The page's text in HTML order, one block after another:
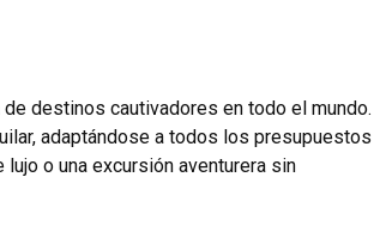
destinos cautivadores en todo el mundo.
adaptándose a todos los presupuestos
o una excursión aventurera sin